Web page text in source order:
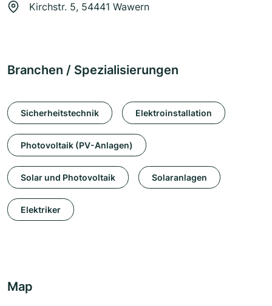
Kirchstr. 5, 54441 Wawern
Branchen / Spezialisierungen
Sicherheitstechnik Elektroinstallation
Photovoltaik (PV-Anlagen)
Solar und Photovoltaik Solaranlagen
Elektriker
Map